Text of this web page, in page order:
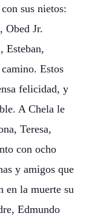
sus nietos:
Obed Jr.
Esteban,
Estos
felicidad, y
A Chela le
Teresa,
con ocho
y amigos que
en la muerte su
Edmundo